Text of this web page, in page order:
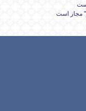
" مجاز است